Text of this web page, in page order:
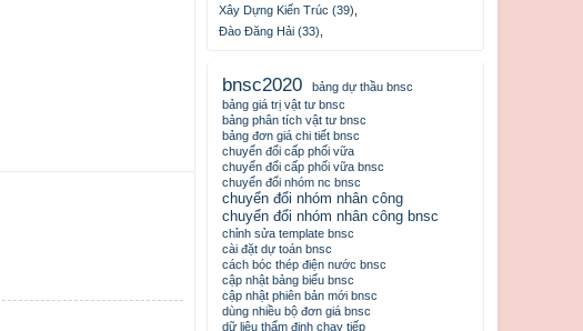
Xây Dựng Kiến Trúc (39)
Đào Đăng Hải (33)
bnsc2020
bảng dự thầu bnsc
bảng giá trị vật tư bnsc
bảng phân tích vật tư bnsc
bảng đơn giá chi tiết bnsc
chuyển đổi cấp phối vữa
chuyển đổi cấp phối vữa bnsc
chuyển đổi nhóm nc bnsc
chuyển đổi nhóm nhân công
chuyển đổi nhóm nhân công bnsc
chỉnh sửa template bnsc
cài đặt dự toán bnsc
cách bóc thép điện nước bnsc
cập nhật bảng biểu bnsc
cập nhật phiên bản mới bnsc
dùng nhiều bộ đơn giá bnsc
dữ liệu thẩm định chạy tiếp